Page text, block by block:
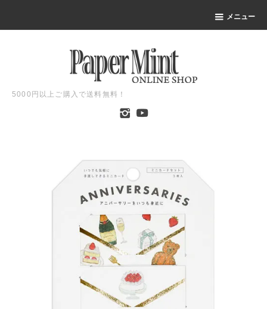
メニュー
5000円以上ご購入で送料無料！